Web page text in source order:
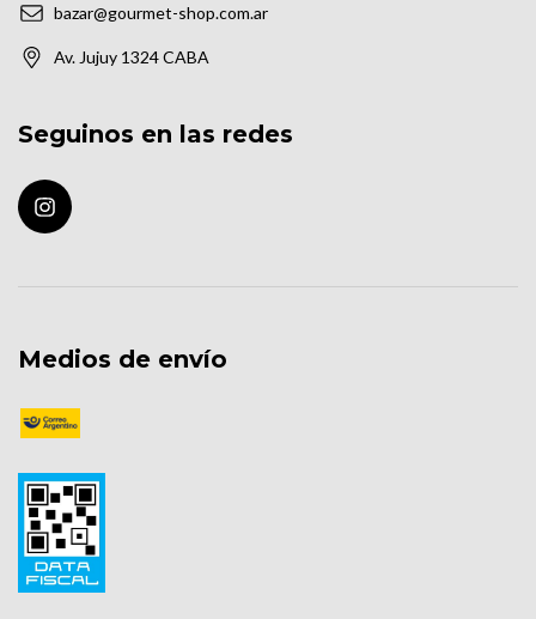
bazar@gourmet-shop.com.ar
Av. Jujuy 1324 CABA
Seguinos en las redes
Medios de envío